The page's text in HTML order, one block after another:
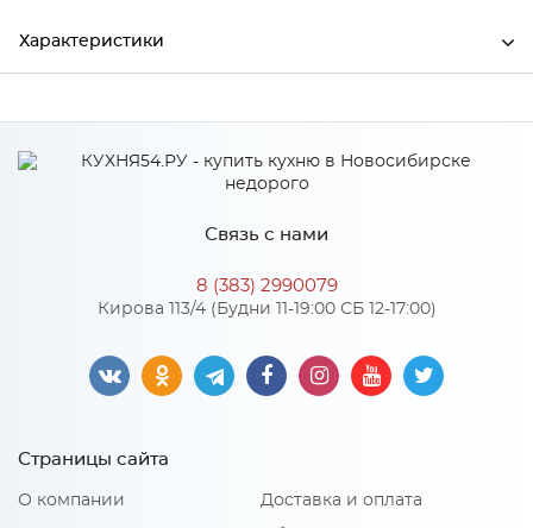
Характеристики
Венге/Белый глянец
холодный
ЛДСП
Материал 2: МДФ
Количество упаковок: 3
Связь с нами
8 (383) 2990079
Кирова 113/4 (Будни 11-19:00 СБ 12-17:00)
Страницы сайта
О компании Доставка и оплата